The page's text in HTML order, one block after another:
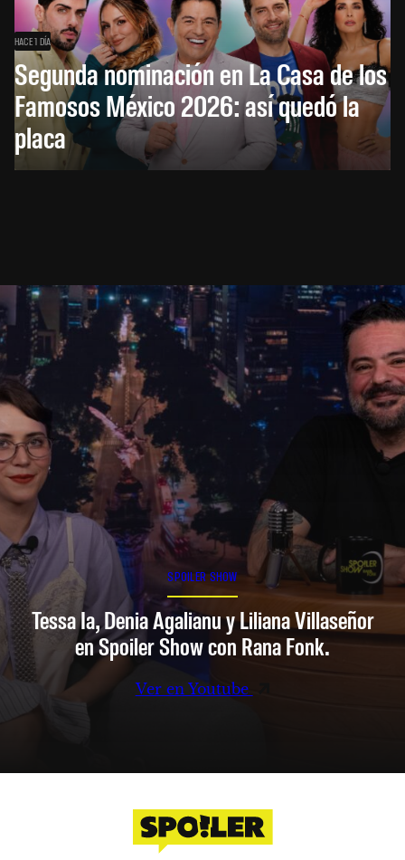
HACE 1 DÍA
Segunda nominación en La Casa de los
Famosos México 2026: así quedó la
placa
SPOILER SHOW
Tessa Ia, Denia Agalianu y Liliana Villaseñor
en Spoiler Show con Rana Fonk.
Ver en Youtube